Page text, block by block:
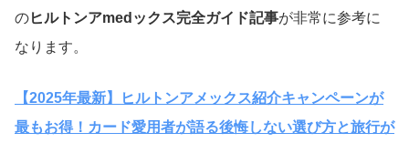
のヒルトンアmedックス完全ガイド記事が非常に参考に
なります。
【2025年最新】ヒルトンアメックス紹介キャンペーンが
最もお得！カード愛用者が語る後悔しない選び方と旅行が